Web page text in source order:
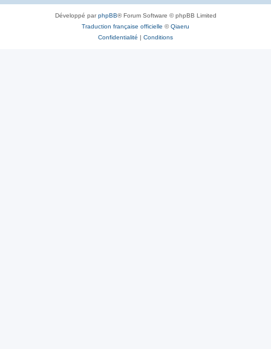
Développé parphpBB® Forum Software © phpBB Limited
Traduction française officielle ©Qiaeru
Confidentialité | Conditions